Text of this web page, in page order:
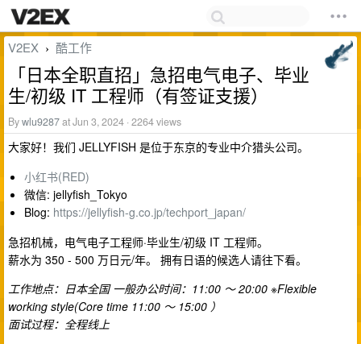
V2EX › 酷工作
「日本全职直招」急招电气电子、毕业
生/初级 IT 工程师（有签证支援）
Bywlu9287at Jun 3, 2024 · 2264 views
大家好！我们 JELLYFISH 是位于东京的专业中介猎头公司。
小红书(RED)
微信: jellyfish_Tokyo
Blog: https://jellyfish-g.co.jp/techport_japan/
急招机械，电气电子工程师·毕业生/初级 IT 工程师。
薪水为 350 - 500 万日元/年。 拥有日语的候选人请往下看。
工作地点：日本全国 一般办公时间：11:00 ～ 20:00 ※Flexible
working style(Core time 11:00 ～ 15:00 ）
面试过程：全程线上